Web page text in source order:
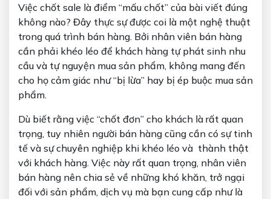
Việc chốt sale là điểm “mấu chốt” của bài viết đúng
không nào? Đây thực sự được coi là một nghệ thuật
trong quá trình bán hàng. Bởi nhân viên bán hàng
cần phải khéo léo để khách hàng tự phát sinh nhu
cầu và tự nguyện mua sản phẩm, không mang đến
cho họ cảm giác như “bị lừa” hay bị ép buộc mua sản
phẩm.
Dù biết rằng việc “chốt đơn” cho khách là rất quan
trọng, tuy nhiên người bán hàng cũng cần có sự tinh
tế và sự chuyên nghiệp khi khéo léo và thành thật
với khách hàng. Việc này rất quan trọng, nhân viên
bán hàng nên chia sẻ về những khó khăn, trở ngại
đối với sản phẩm, dịch vụ mà bạn cung cấp như là